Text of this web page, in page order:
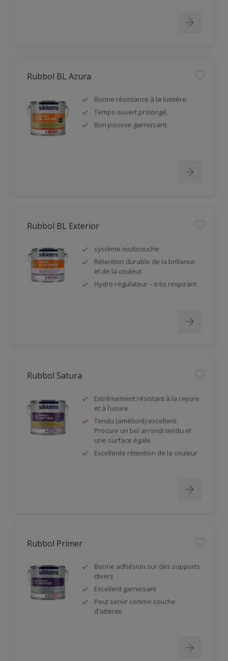
Rubbol BL Azura
Bonne résistance à la lumière.
Temps ouvert prolongé.
Bon pouvoir garnissant.
Rubbol BL Exterior
système multicouche
Rétention durable de la brillance
et de la couleur
Hydro-régulateur – très respirant
Rubbol Satura
Extrêmement résistant à la rayure
et à l’usure
Tendu (amélioré) excellent.
Procure un bel arrondi tendu et
une surface égale
Excellente rétention de la couleur
Rubbol Primer
Bonne adhésion sur des supports
divers
Excellent garnissant
Peut servir comme couche
d'attente